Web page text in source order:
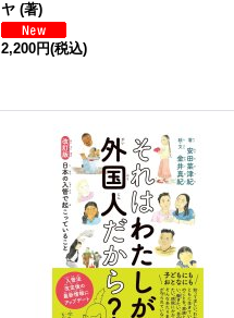
ヤ (著)
2,200円(税込)